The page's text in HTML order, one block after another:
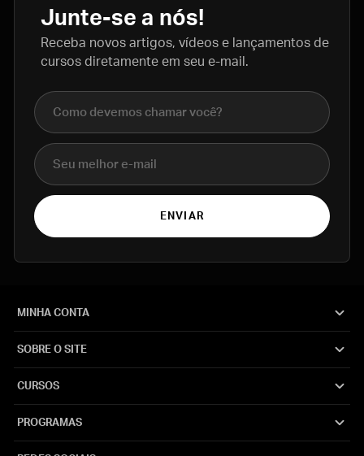
Junte-se a nós!
Receba novos artigos, vídeos e lançamentos de
cursos diretamente em seu e-mail.
Nome completo
E-mail
ENVIAR
MINHA CONTA
SOBRE O SITE
CURSOS
PROGRAMAS